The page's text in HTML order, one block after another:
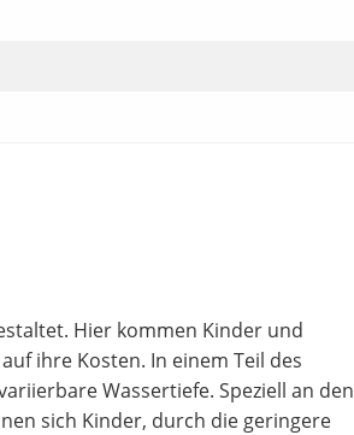
Hier kommen Kinder und
ihre Kosten. In einem Teil des
Wassertiefe. Speziell an den
sich Kinder, durch die geringere